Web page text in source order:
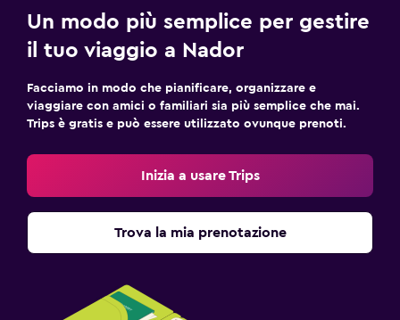
Un modo più semplice per gestire
il tuo viaggio a Nador
Facciamo in modo che pianificare, organizzare e
viaggiare con amici o familiari sia più semplice che mai.
Trips è gratis e può essere utilizzato ovunque prenoti.
Inizia a usare Trips
Trova la mia prenotazione